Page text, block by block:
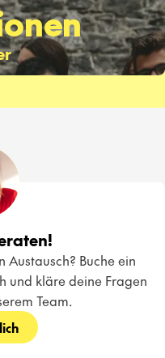
Austausch? Buche ein
und kläre deine Fragen
Team.